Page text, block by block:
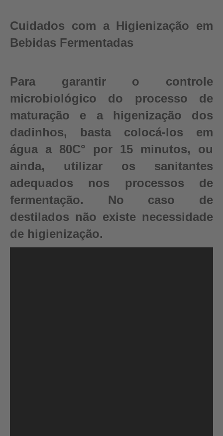
Cuidados com a Higienização em
Bebidas Fermentadas
Para garantir o controle
microbiológico do processo de
maturação e a higenização dos
dadinhos, basta colocá-los em
água a 80C° por 15 minutos, ou
ainda, utilizar os sanitantes
adequados nos processos de
fermentação. No caso de
destilados não existe necessidade
de higienização.